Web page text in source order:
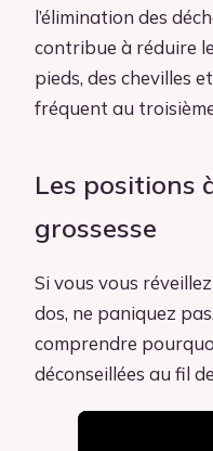
l’élimination des
contribue à réduire
pieds, des chevilles
fréquent au
Les positions
grossesse
Si vous vous
dos, ne paniquez
comprendre
déconseillées au fil